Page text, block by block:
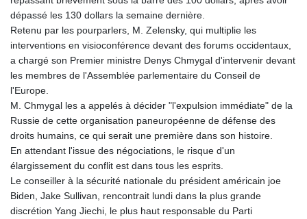
dépassé les 130 dollars la semaine dernière.
Retenu par les pourparlers, M. Zelensky, qui multiplie les
interventions en visioconférence devant des forums occidentaux,
a chargé son Premier ministre Denys Chmygal d'intervenir devant
les membres de l'Assemblée parlementaire du Conseil de
l'Europe.
M. Chmygal les a appelés à décider "l'expulsion immédiate" de la
Russie de cette organisation paneuropéenne de défense des
droits humains, ce qui serait une première dans son histoire.
En attendant l'issue des négociations, le risque d'un
élargissement du conflit est dans tous les esprits.
Le conseiller à la sécurité nationale du président américain joe
Biden, Jake Sullivan, rencontrait lundi dans la plus grande
discrétion Yang Jiechi, le plus haut responsable du Parti